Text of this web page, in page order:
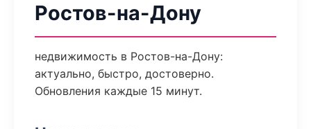
Ростов-на-Дону
недвижимость в Ростов-на-Дону:
актуально, быстро, достоверно.
Обновления каждые 15 минут.